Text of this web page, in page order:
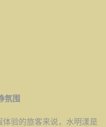
氛围
验的旅客来说，水明漾是